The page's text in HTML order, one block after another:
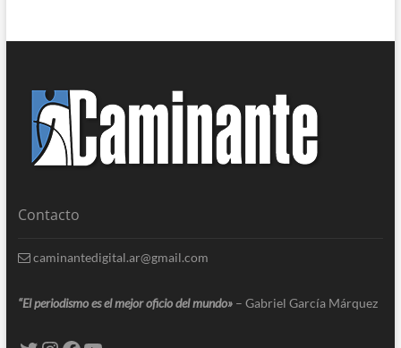
Contacto
caminantedigital.ar@gmail.com
“El periodismo es el mejor oficio del mundo» – Gabriel García Márquez